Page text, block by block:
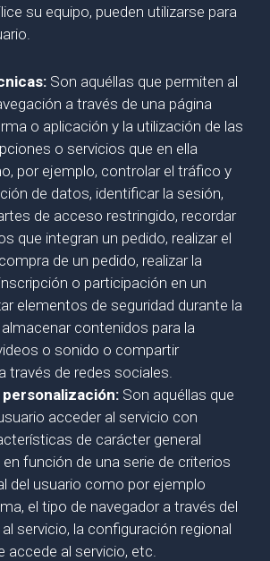
su equipo, pueden utilizarse para
Son aquéllas que permiten al
a través de una página
o aplicación y la utilización de las
o servicios que en ella
por ejemplo, controlar el tráfico y
de datos, identificar la sesión,
de acceso restringido, recordar
que integran un pedido, realizar el
de un pedido, realizar la
o participación en un
elementos de seguridad durante la
contenidos para la
o sonido o compartir
través de redes sociales.
Son aquéllas que
acceder al servicio con
de carácter general
función de una serie de criterios
del usuario como por ejemplo
el tipo de navegador a través del
servicio, la configuración regional
accede al servicio, etc.